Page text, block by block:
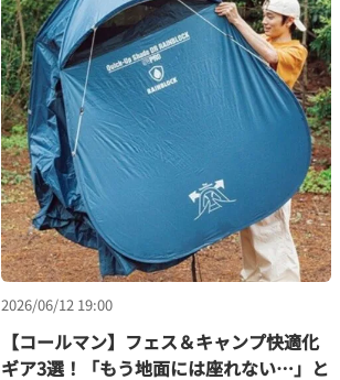
2026/06/12 19:00
【コールマン】フェス＆キャンプ快適化
ギア3選！「もう地面には座れない…」と